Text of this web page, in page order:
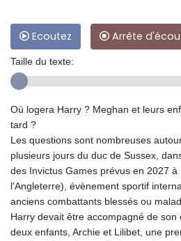
Ecoutez Arrête
Taille du texte:
Où logera Harry ? Meghan et leurs
tard ?
Les questions sont nombreuses
plusieurs jours du duc de Sussex,
des Invictus Games prévus en 2027
l'Angleterre), évènement sportif
anciens combattants blessés ou
Harry devait être accompagné de
deux enfants, Archie et Lilibet, une